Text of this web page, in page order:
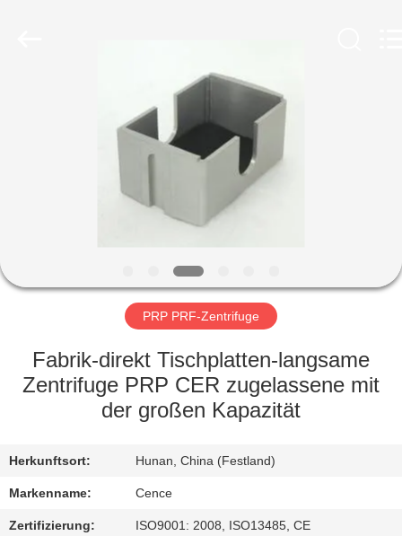
PRODUKTE
UNS
WERKSBESICHTIGUNG
QUALITÄTSKONTROLLE
MIT
UNS
PRP PRF-Zentrifuge
Fabrik-direkt Tischplatten-langsame
Zentrifuge PRP CER zugelassene mit
der großen Kapazität
Herkunftsort: Hunan, China (Festland)
Markenname: Cence
Zertifizierung: ISO9001: 2008, ISO13485, CE